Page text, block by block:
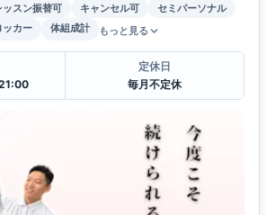
ッスン振替可 キャンセル可
セミパーソナル
ッカー 体組成計 もっと見る
定休日
毎月不定休